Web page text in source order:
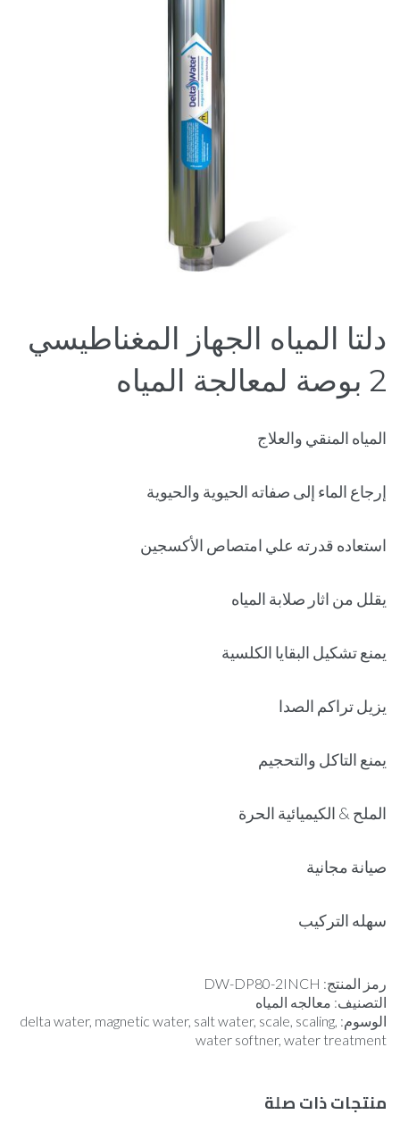
دلتا المياه الجهاز المغناطيسي
2 بوصة لمعالجة المياه
المياه المنقي والعلاج
إرجاع الماء إلى صفاته الحيوية والحيوية
استعاده قدرته علي امتصاص الأكسجين
يقلل من اثار صلابة المياه
يمنع تشكيل البقايا الكلسية
يزيل تراكم الصدا
يمنع التاكل والتحجيم
الملح & الكيميائية الحرة
صيانة مجانية
سهله التركيب
رمز المنتج: DW-DP80-2INCH
التصنيف: معالجه المياه
الوسوم:
delta water, magnetic water, salt water, scale, scaling,
water softner, water treatment
منتجات ذات صلة